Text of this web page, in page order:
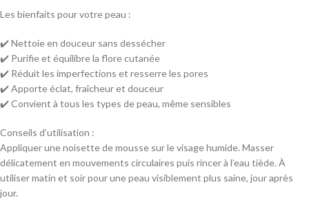
Les bienfaits pour votre peau :
✔️ Nettoie en douceur sans dessécher
✔️ Purifie et équilibre la flore cutanée
✔️ Réduit les imperfections et resserre les pores
✔️ Apporte éclat, fraîcheur et douceur
✔️ Convient à tous les types de peau, même sensibles
Conseils d’utilisation :
Appliquer une noisette de mousse sur le visage humide. Masser
délicatement en mouvements circulaires puis rincer à l’eau tiède. À
utiliser matin et soir pour une peau visiblement plus saine, jour après
jour.